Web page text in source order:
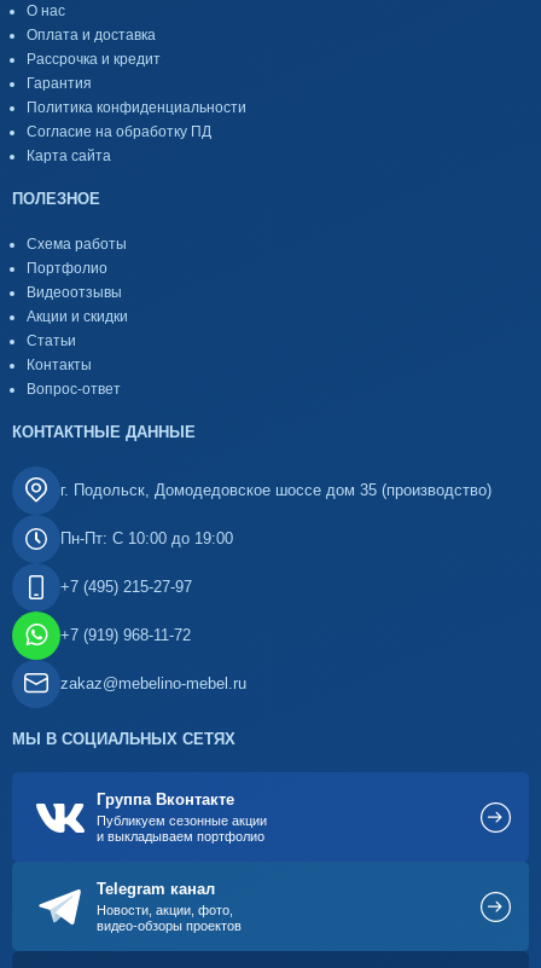
О нас
Оплата и доставка
Рассрочка и кредит
Гарантия
Политика конфиденциальности
Согласие на обработку ПД
Карта сайта
ПОЛЕЗНОЕ
Схема работы
Портфолио
Видеоотзывы
Акции и скидки
Статьи
Контакты
Вопрос-ответ
КОНТАКТНЫЕ ДАННЫЕ
г. Подольск, Домодедовское шоссе дом 35 (производство)
Пн-Пт: С 10:00 до 19:00
+7 (495) 215-27-97
+7 (919) 968-11-72
zakaz@mebelino-mebel.ru
МЫ В СОЦИАЛЬНЫХ СЕТЯХ
Группа Вконтакте
Публикуем сезонные акции
и выкладываем портфолио
Telegram канал
Новости, акции, фото,
видео-обзоры проектов